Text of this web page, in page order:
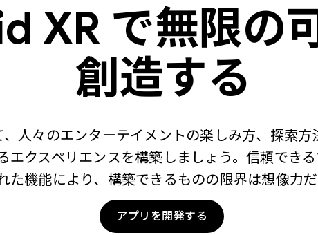
XR で無限の
創造する
人々のエンターテイメントの楽しみ方、探索
エクスペリエンスを構築しましょう。信頼でき
た機能により、構築できるものの限界は想像力
アプリを開発する